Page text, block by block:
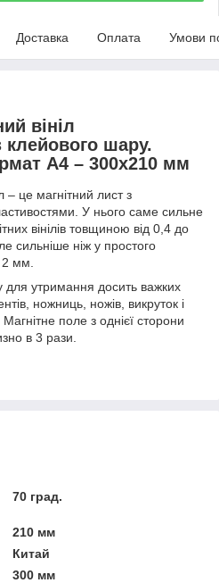
Доставка Оплата Умови
вініл
клейового шару.
А4 – 300х210 мм
– це магнітний лист з
У нього саме сильне
вінілів товщиною від 0,4 до
сильніше ніж у простого
2 мм.
для утримання досить важких
ножниць, ножів, викруток і
поле з однієї сторони
в 3 рази.
70 град.
210 мм
Китай
300 мм